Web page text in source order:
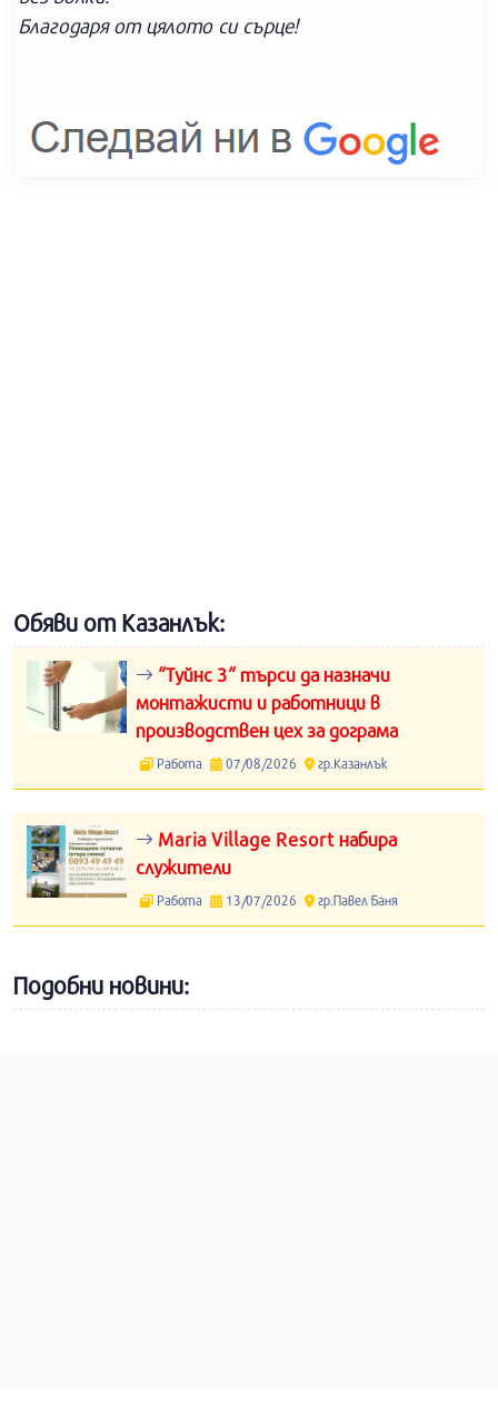
Благодаря от цялото си сърце!
Обяви от Казанлък:
“Туйнс 3“ търси да назначи
монтажисти и работници в
производствен цех за дограма
Работа 07/08/2026 гр.Казанлък
Maria Village Resort набира
служители
Работа 13/07/2026 гр.Павел Баня
Подобни новини: